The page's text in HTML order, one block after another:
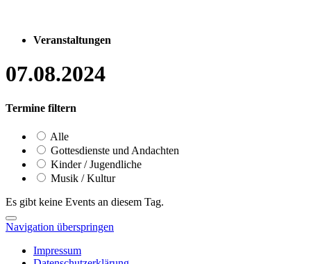
Veranstaltungen
07.08.2024
Termine filtern
Alle
Gottesdienste und Andachten
Kinder / Jugendliche
Musik / Kultur
Es gibt keine Events an diesem Tag.
Navigation überspringen
Impressum